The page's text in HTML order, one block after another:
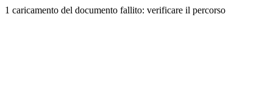
1 caricamento del documento fallito: verificare il percorso